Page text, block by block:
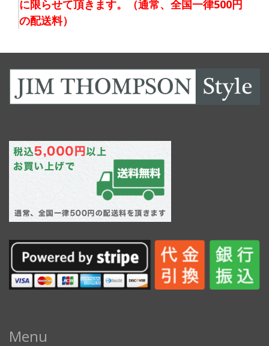
に限らせて頂きます。（通常、全国一律500円
の配送料）
Menu